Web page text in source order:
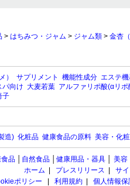
> はちみつ・ジャム > ジャム類 > 金杏
） サプリメント 機能性成分 エステ
パ向け 大麦若葉 アルファリポ酸(αリポ
子
造) 化粧品 健康食品の原料 美容・化
品 自然食品 健康用品・器具 美容
ホーム
プレスリリース
サ
ポリシー
利用規約 個人情報